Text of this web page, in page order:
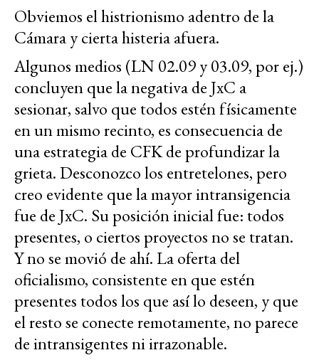
Obviemos el histrionismo adentro de la
Cámara y cierta histeria afuera.
Algunos medios (LN 02.09 y 03.09, por ej.)
concluyen que la negativa de JxC a
sesionar, salvo que todos estén físicamente
en un mismo recinto, es consecuencia de
una estrategia de CFK de profundizar la
grieta. Desconozco los entretelones, pero
creo evidente que la mayor intransigencia
fue de JxC. Su posición inicial fue: todos
presentes, o ciertos proyectos no se tratan.
Y no se movió de ahí. La oferta del
oficialismo, consistente en que estén
presentes todos los que así lo deseen, y que
el resto se conecte remotamente, no parece
de intransigentes ni irrazonable.